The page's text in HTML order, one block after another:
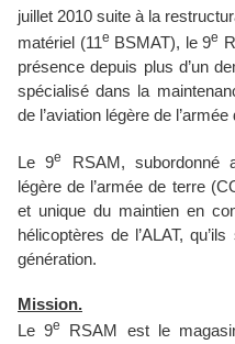
juillet 2010 suite à la
matériel (11e BSMAT), le 9e
présence depuis plus d’un
spécialisé dans la
de l’aviation légère de
Le 9e
RSAM, subordonné
légère de l’armée de terre
et unique du maintien en
hélicoptères de l’ALAT,
génération.
Mission.
Le 9e
RSAM est le